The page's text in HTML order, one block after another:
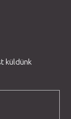
küldünk